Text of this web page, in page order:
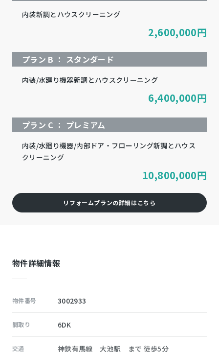
内装新調とハウスクリーニング
2,600,000円
プラン B ： スタンダード
内装/水廻り機器新調とハウスクリーニング
6,400,000円
プラン C ： プレミアム
内装/水廻り機器/内部ドア・フローリング新調とハウス
クリーニング
10,800,000円
リフォームプランの詳細はこちら
物件詳細情報
物件番号 3002933
間取り 6DK
交通 神鉄有馬線 大池駅 まで 徒歩5分